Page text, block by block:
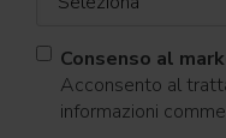
Consenso al
Acconsento al
informazioni